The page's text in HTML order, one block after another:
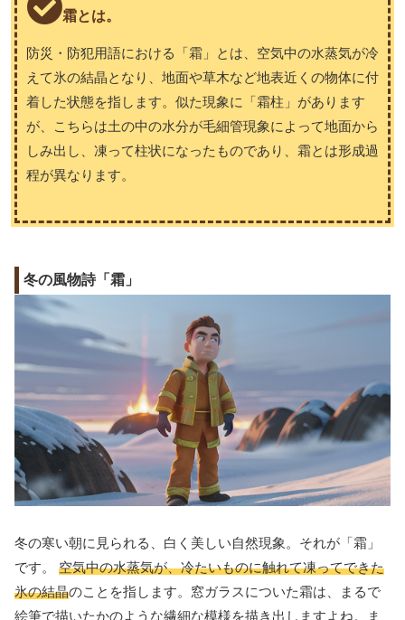
霜とは。
防災・防犯用語における「霜」とは、空気中の水蒸気が冷
えて氷の結晶となり、地面や草木など地表近くの物体に付
着した状態を指します。似た現象に「霜柱」があります
が、こちらは土の中の水分が毛細管現象によって地面から
しみ出し、凍って柱状になったものであり、霜とは形成過
程が異なります。
冬の風物詩「霜」
冬の寒い朝に見られる、白く美しい自然現象。それが「霜」
です。 空気中の水蒸気が、冷たいものに触れて凍ってできた
氷の結晶のことを指します。窓ガラスについた霜は、まるで
絵筆で描いたかのような繊細な模様を描き出しますよね。ま